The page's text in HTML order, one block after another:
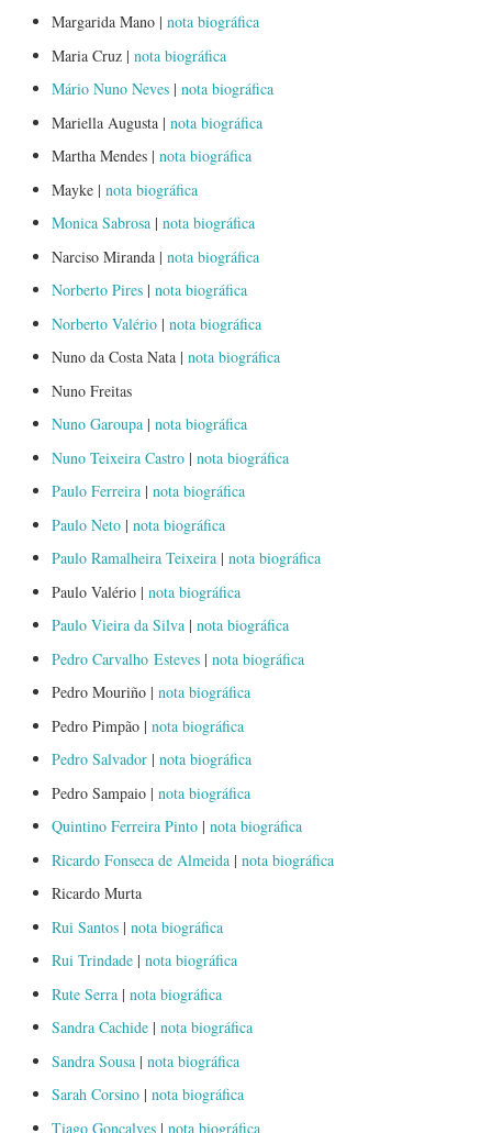
Margarida Mano |nota biográfica
Maria Cruz |nota biográfica
Mário Nuno Neves |nota biográfica
Mariella Augusta |nota biográfica
Martha Mendes |nota biográfica
Mayke |nota biográfica
Monica Sabrosa |nota biográfica
Narciso Miranda |nota biográfica
Norberto Pires |nota biográfica
Norberto Valério |nota biográfica
Nuno da Costa Nata |nota biográfica
Nuno Freitas
Nuno Garoupa |nota biográfica
Nuno Teixeira Castro |nota biográfica
Paulo Ferreira |nota biográfica
Paulo Neto |nota biográfica
Paulo Ramalheira Teixeira |nota biográfica
Paulo Valério |nota biográfica
Paulo Vieira da Silva |nota biográfica
Pedro Carvalho Esteves |nota biográfica
Pedro Mouriño |nota biográfica
Pedro Pimpão |nota biográfica
Pedro Salvador |nota biográfica
Pedro Sampaio |nota biográfica
Quintino Ferreira Pinto |nota biográfica
Ricardo Fonseca de Almeida |nota biográfica
Ricardo Murta
Rui Santos |nota biográfica
Rui Trindade |nota biográfica
Rute Serra |nota biográfica
Sandra Cachide |nota biográfica
Sandra Sousa |nota biográfica
Sarah Corsino |nota biográfica
Tiago Gonçalves |nota biográfica